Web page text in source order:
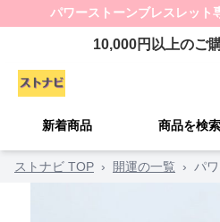
パワーストーンブレスレット
10,000円以上のご
新着商品 商品を検索
ストナビ TOP › 開運の一覧 › パ